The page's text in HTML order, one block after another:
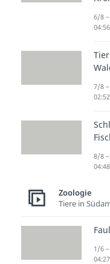
den
dem
Wie
es den
klettern.
6/8
04:56
7/8
02:52
8/8
04:48
Zoologie
Tiere in
1/6
04:27